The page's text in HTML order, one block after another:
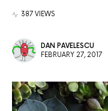
387 VIEWS
DAN PAVELESCU
FEBRUARY 27, 2017